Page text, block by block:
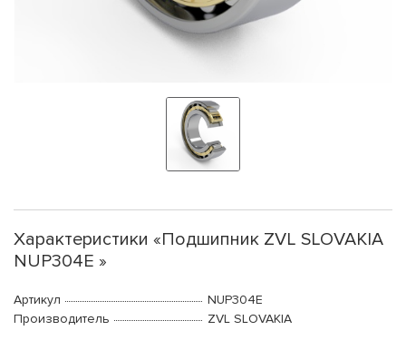
Характеристики «Подшипник ZVL SLOVAKIA
NUP304E »
Артикул
NUP304E
Производитель
ZVL SLOVAKIA